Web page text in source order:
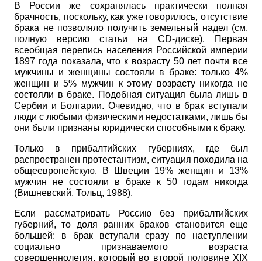
В России же сохранялась практически полная
брачность, поскольку, как уже говорилось, отсутствие
брака не позволяло получить земельный надел (см.
полную версию статьи на CD-диске). Первая
всеобщая перепись населения Российской империи
1897 года показала, что к возрасту 50 лет почти все
мужчины и женщины состояли в браке: только 4%
женщин и 5% мужчин к этому возрасту никогда не
состояли в браке. Подобная ситуация была лишь в
Сербии и Болгарии. Очевидно, что в брак вступали
люди с любыми физическими недостатками, лишь бы
они были признаны юридически способными к браку.
Только в прибалтийских губерниях, где был
распространен протестантизм, ситуация походила на
общеевропейскую. В Швеции 19% женщин и 13%
мужчин не состояли в браке к 50 годам никогда
(Вишневский, Тольц, 1988).
Если рассматривать Россию без прибалтийских
губерний, то доля ранних браков становится еще
большей: в брак вступали сразу по наступлении
социально признаваемого возраста
совершеннолетия, который во второй половине XIX